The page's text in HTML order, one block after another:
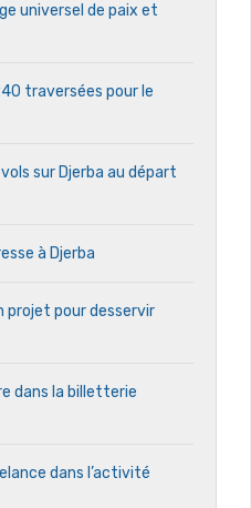
universel de paix et
traversées pour le
sur Djerba au départ
à Djerba
projet pour desservir
dans la billetterie
dans l’activité